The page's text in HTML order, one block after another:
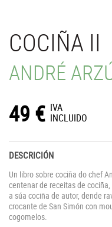
COCIÑA II
ANDRÉ
49 €
IVA
INCLUIDO
DESCRICIÓN
Un libro sobre cociña do chef
centenar de receitas de
a súa cociña de autor, dende
crocante de San Simón con
cogomelos.